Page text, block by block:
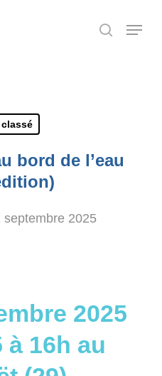
search
Menu
classé
bord de l’eau
septembre 2025
2025
à 16h au